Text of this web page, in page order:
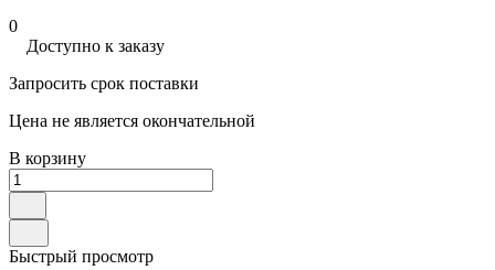
0
Доступно к заказу
Запросить срок поставки
Цена не является окончательной
В корзину
Быстрый просмотр